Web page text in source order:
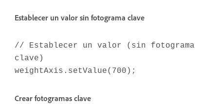
Establecer un valor sin fotograma clave
// Establecer un valor (sin fotograma
clave)
weightAxis.setValue(700);
Crear fotogramas clave